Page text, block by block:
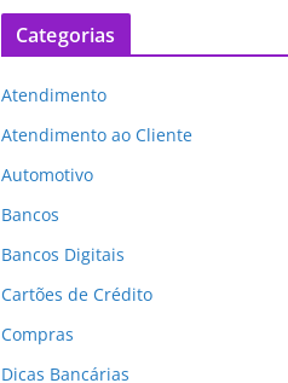
Categorias
Atendimento
Atendimento ao Cliente
Automotivo
Bancos
Bancos Digitais
Cartões de Crédito
Compras
Dicas Bancárias